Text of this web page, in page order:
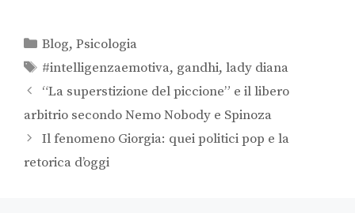
Blog,Psicologia
#intelligenzaemotiva, gandhi,lady diana
“La superstizione del piccione” e il libero
arbitrio secondo Nemo Nobody e Spinoza
Il fenomeno Giorgia: quei politici pop e la
retorica d’oggi